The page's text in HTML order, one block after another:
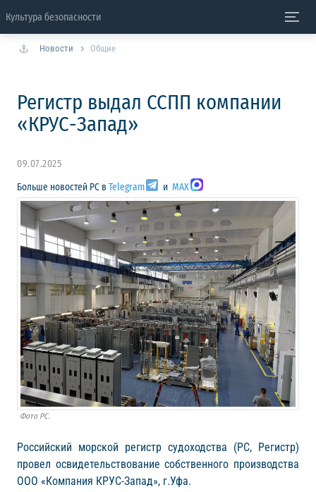
Культура безопасности
Новости Общие
Регистр выдал ССПП компании
«КРУС-Запад»
09.07.2025
Больше новостей РС в Telegram и MAX
Фото РС.
Российский морской регистр судоходства (РС, Регистр)
провел освидетельствование собственного производства
ООО «Компания КРУС-Запад», г.Уфа.